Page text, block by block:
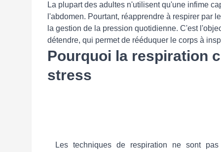
La plupart des adultes n'utilisent qu'une infime
l'abdomen. Pourtant, réapprendre à respirer par
la gestion de la pression quotidienne. C'est
détendre, qui permet de rééduquer le corps à
Pourquoi la respiration
stress
Les techniques de respiration ne sont